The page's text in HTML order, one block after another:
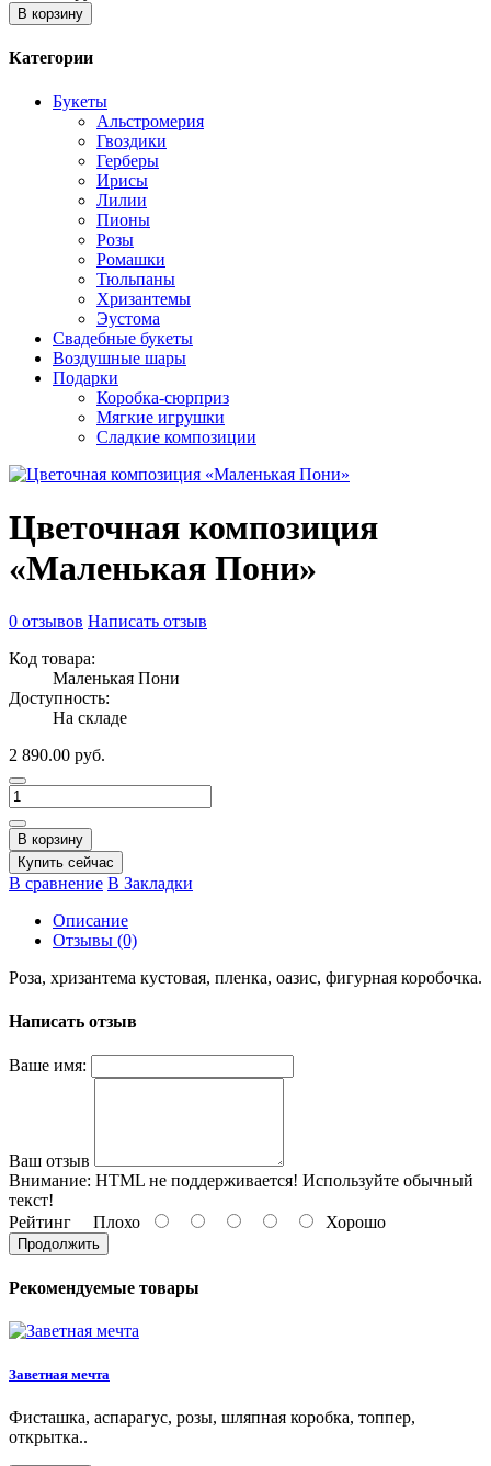
В корзину
Категории
Букеты
Альстромерия
Гвоздики
Герберы
Ирисы
Лилии
Пионы
Розы
Ромашки
Тюльпаны
Хризантемы
Эустома
Свадебные букеты
Воздушные шары
Подарки
Коробка-сюрприз
Мягкие игрушки
Сладкие композиции
Цветочная композиция
«Маленькая Пони»
0 отзывов Написать отзыв
Код товара:
Маленькая Пони
Доступность:
На складе
2 890.00 руб.
В корзину
Купить сейчас
В сравнение В Закладки
Описание
Отзывы (0)
Роза, хризантема кустовая, пленка, оазис, фигурная коробочка.
Написать отзыв
Ваше имя:
Ваш отзыв
Внимание: HTML не поддерживается! Используйте обычный
текст!
Рейтинг Плохо Хорошо
Продолжить
Рекомендуемые товары
Заветная мечта
Фисташка, аспарагус, розы, шляпная коробка, топпер,
открытка..